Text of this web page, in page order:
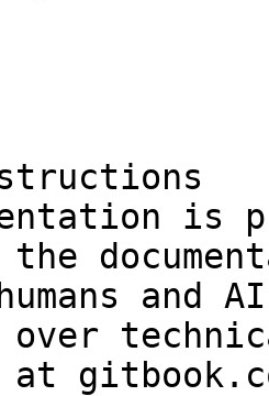
is
and
over
at